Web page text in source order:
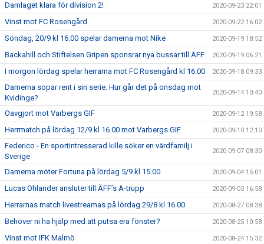
Damlaget klara för division 2! 2020-09-23 22:01
Vinst mot FC Rosengård 2020-09-22 16:02
Söndag, 20/9 kl 16.00 spelar damerna mot Nike 2020-09-19 18:52
Backahill och Stiftelsen Gripen sponsrar nya bussar till ÄFF 2020-09-19 06:21
I morgon lördag spelar herrarna mot FC Rosengård kl 16.00 2020-09-18 09:33
Damerna sopar rent i sin serie. Hur går det på onsdag mot
Kvidinge?
2020-09-14 10:40
Oavgjort mot Varbergs GIF 2020-09-12 19:58
Herrmatch på lördag 12/9 kl 16.00 mot Varbergs GIF 2020-09-10 12:10
Federico - En sportintresserad kille söker en värdfamilj i
Sverige
2020-09-07 08:30
Damerna möter Fortuna på lördag 5/9 kl 15.00 2020-09-04 15:01
Lucas Ohlander ansluter till ÄFF’s A-trupp 2020-09-03 16:58
Herrarnas match livestreamas på lördag 29/8 kl 16.00 2020-08-27 08:38
Behöver ni ha hjälp med att putsa era fönster? 2020-08-25 10:58
Vinst mot IFK Malmö 2020-08-24 15:32